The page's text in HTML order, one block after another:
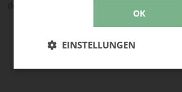
OK
EINSTELLUNGEN